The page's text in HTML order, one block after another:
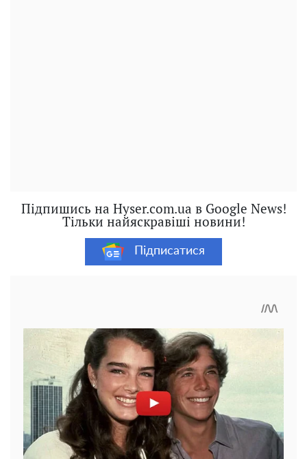
Підпишись на Hyser.com.ua в Google News!
Тільки найяскравіші новини!
Підписатися